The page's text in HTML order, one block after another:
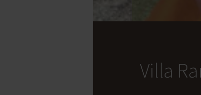
Villa